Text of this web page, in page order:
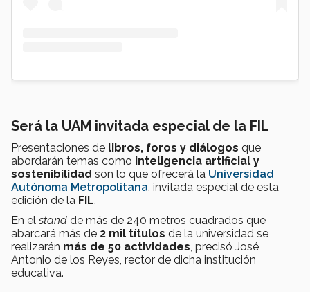
Será la UAM invitada especial de la FIL
Presentaciones de libros, foros y diálogos que
abordarán temas como inteligencia artificial y
sostenibilidad son lo que ofrecerá la Universidad
Autónoma Metropolitana, invitada especial de esta
edición de la FIL.
En elstand de más de 240 metros cuadrados que
abarcará más de 2 mil títulos de la universidad se
realizarán más de 50 actividades, precisó José
Antonio de los Reyes, rector de dicha institución
educativa.